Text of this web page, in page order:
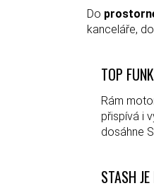
Do
kanceláře,
TOP
Rám
přispívá i
dosáhne
STASH